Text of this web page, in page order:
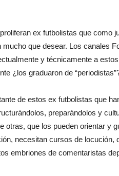
ex futbolistas que como
que desear. Los canales
y técnicamente a
¿los graduaron de
de estos ex futbolistas que
preparándolos y
otras, que los pueden orientar y
necesitan cursos de
embriones de comentaristas